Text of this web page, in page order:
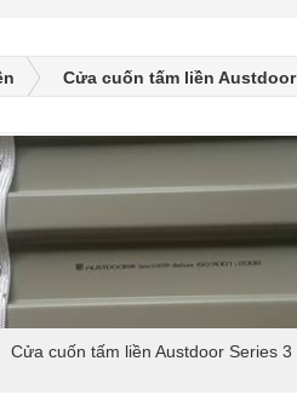
Cửa cuốn tấm liền Austdoor
Cửa cuốn tấm liền Austdoor Series 3